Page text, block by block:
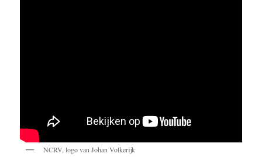
NCRV, logo van Johan Volkerijk